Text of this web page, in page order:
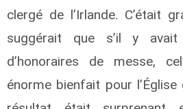
clergé de l’Irlande. C’était
suggérait que s’il y
d’honoraires de messe,
énorme bienfait pour l’Église